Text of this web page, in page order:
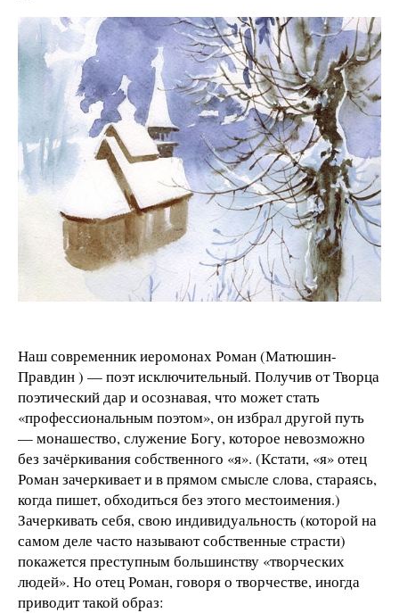
Наш современник иеромонах Роман (Матюшин-
Правдин ) — поэт исключительный. Получив от Творца
поэтический дар и осознавая, что может стать
«профессиональным поэтом», он избрал другой путь
— монашество, служение Богу, которое невозможно
без зачёркивания собственного «я». (Кстати, «я» отец
Роман зачеркивает и в прямом смысле слова, стараясь,
когда пишет, обходиться без этого местоимения.)
Зачеркивать себя, свою индивидуальность (которой на
самом деле часто называют собственные страсти)
покажется преступным большинству «творческих
людей». Но отец Роман, говоря о творчестве, иногда
приводит такой образ: